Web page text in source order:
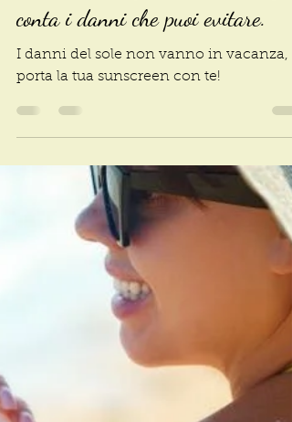
Non contare i giorni alle vacanze:
conta i danni che puoi evitare.
I danni del sole non vanno in vacanza,
porta la tua sunscreen con te!